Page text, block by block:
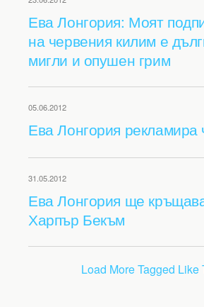
Ева Лонгория: Моят
на червения килим е
мигли и опушен грим
05.06.2012
Ева Лонгория рекламира
31.05.2012
Ева Лонгория ще
Харпър Бекъм
Load More Tagged